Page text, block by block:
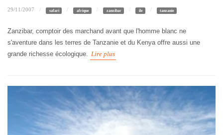
29/11/2007 safari afrique zanzibar ile tanzanie
Zanzibar, comptoir des marchand avant que l'homme blanc ne
s'aventure dans les terres de Tanzanie et du Kenya offre aussi une
grande richesse écologique. Lire plus